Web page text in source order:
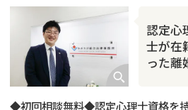
認定心
士が在
った離
◆初回相談無料◆認定心理士資格を